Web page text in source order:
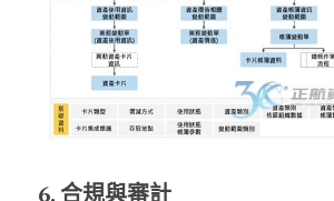
6. 合規與審計